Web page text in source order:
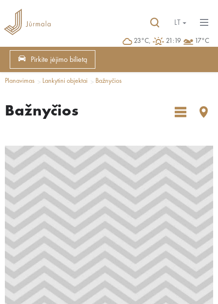
23°C, 21:19 17°C
LT
Pirkite įėjimo bilietą
Planavimas Lankytini objektai Bažnyčios
Bažnyčios